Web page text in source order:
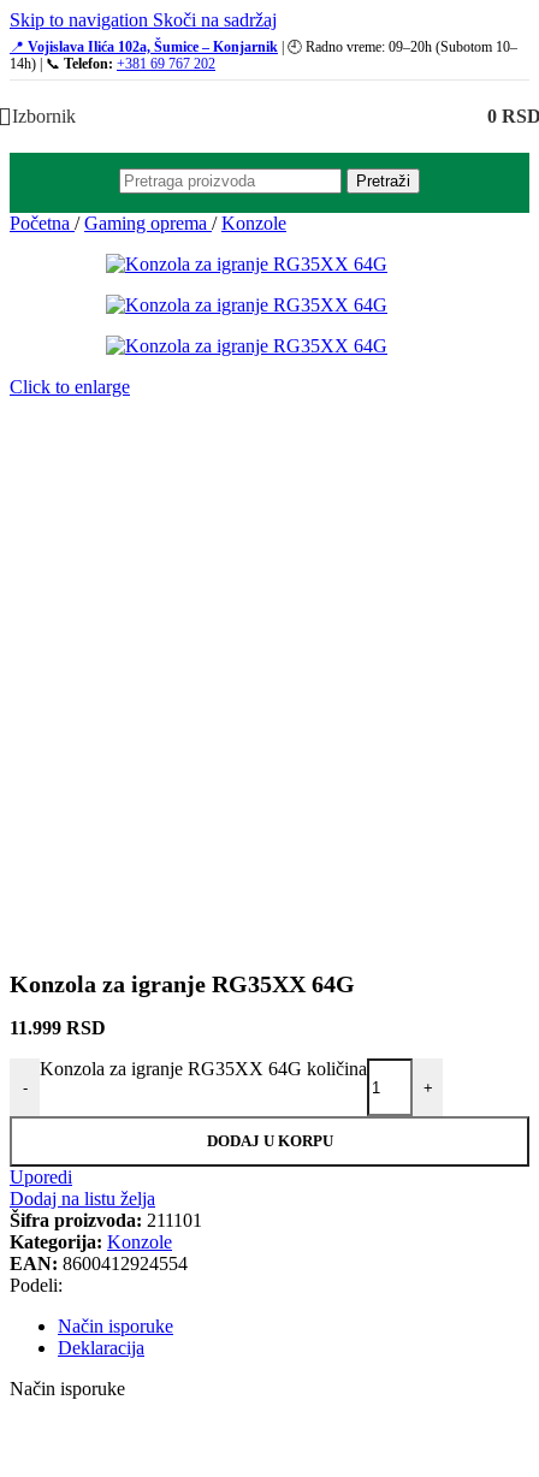
Skip to navigation Skoči na sadržaj
📍 Vojislava Ilića 102a, Šumice – Konjarnik | 🕘 Radno vreme: 09–20h (Subotom 10–
14h) | 📞 Telefon: +381 69 767 202
Izbornik 0
Pretraži
Početna / Gaming oprema / Konzole
Click to enlarge
Konzola za igranje RG35XX 64G
11.999 RSD
-
Konzola za igranje RG35XX 64G količina
+
DODAJ U KORPU
Uporedi
Dodaj na listu želja
Šifra proizvoda: 211101
Kategorija: Konzole
EAN: 8600412924554
Podeli:
Način isporuke
Deklaracija
Način isporuke